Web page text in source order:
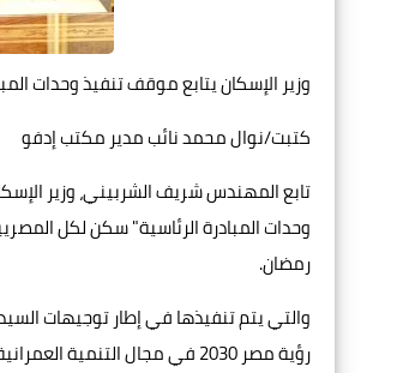
وزير الإسكان يتابع موقف تنفيذ وحدات المبادرة
كتبت/نوال محمد نائب مدير مكتب إدفو
تابع المهندس شريف الشربيني، وزير
وحدات المبادرة الرئاسية" سكن لكل
رمضان.
والتي يتم تنفيذها في إطار توجيهات
رؤية مصر 2030 في مجال التنمية العمرانية المستدامة.